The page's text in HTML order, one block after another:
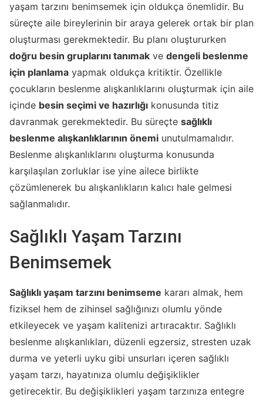
yaşam tarzını benimsemek için oldukça önemlidir. Bu
süreçte aile bireylerinin bir araya gelerek ortak bir plan
oluşturması gerekmektedir. Bu planı oluştururken
doğru besin gruplarını tanımak ve dengeli beslenme
için planlama yapmak oldukça kritiktir. Özellikle
çocukların beslenme alışkanlıklarını oluşturmak için aile
içinde besin seçimi ve hazırlığı konusunda titiz
davranmak gerekmektedir. Bu süreçte sağlıklı
beslenme alışkanlıklarının önemi unutulmamalıdır.
Beslenme alışkanlıklarını oluşturma konusunda
karşılaşılan zorluklar ise yine ailece birlikte
çözümlenerek bu alışkanlıkların kalıcı hale gelmesi
sağlanmalıdır.
Sağlıklı Yaşam Tarzını
Benimsemek
Sağlıklı yaşam tarzını benimseme kararı almak, hem
fiziksel hem de zihinsel sağlığınızı olumlu yönde
etkileyecek ve yaşam kalitenizi artıracaktır. Sağlıklı
beslenme alışkanlıkları, düzenli egzersiz, stresten uzak
durma ve yeterli uyku gibi unsurları içeren sağlıklı
yaşam tarzı, hayatınıza olumlu değişiklikler
getirecektir. Bu değişiklikleri yaşam tarzınıza entegre